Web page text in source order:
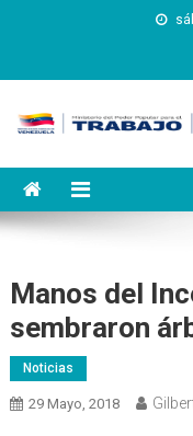
Manos del
sembraron
Noticias
29 Mayo, 2018